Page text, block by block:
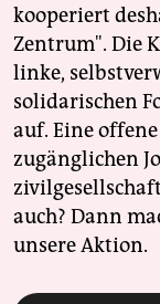
kooperiert
Zentrum". Die
linke,
solidarischen
auf. Eine
zugänglichen
auch? Dann
unsere Aktion.